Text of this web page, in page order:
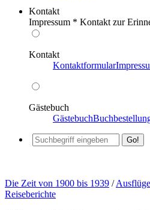
Kontakt
Impressum * Kontakt zur
Kontakt
Kontaktformular
Gästebuch
Gästebuch
Die Zeit von 1900 bis 1939 /
Reiseberichte